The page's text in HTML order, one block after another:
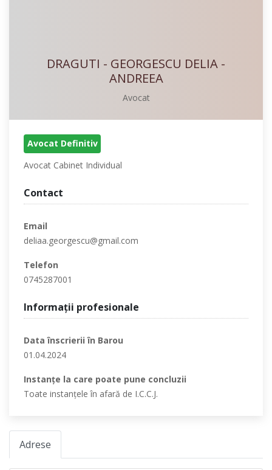
DRAGUTI - GEORGESCU DELIA -
ANDREEA
Avocat
Avocat Definitiv
Avocat Cabinet Individual
Contact
Email
deliaa.georgescu@gmail.com
Telefon
0745287001
Informaţii profesionale
Data înscrierii în Barou
01.04.2024
Instanţe la care poate pune concluzii
Toate instanţele în afară de I.C.C.J.
Adrese